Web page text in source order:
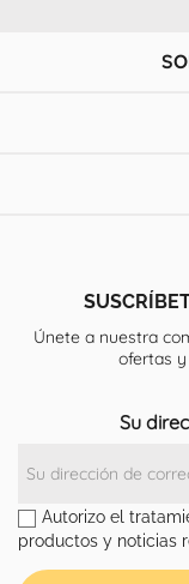
Únete a nuestra
ofertas
Su
Autorizo el
productos y noticias